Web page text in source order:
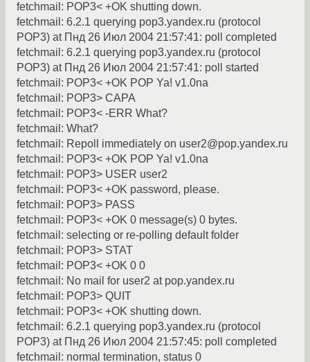
fetchmail: POP3< +OK shutting down.
fetchmail: 6.2.1 querying pop3.yandex.ru (protocol
POP3) at Пнд 26 Июл 2004 21:57:41: poll completed
fetchmail: 6.2.1 querying pop3.yandex.ru (protocol
POP3) at Пнд 26 Июл 2004 21:57:41: poll started
fetchmail: POP3< +OK POP Ya! v1.0na
fetchmail: POP3> CAPA
fetchmail: POP3< -ERR What?
fetchmail: What?
fetchmail: Repoll immediately on user2@pop.yandex.ru
fetchmail: POP3< +OK POP Ya! v1.0na
fetchmail: POP3> USER user2
fetchmail: POP3< +OK password, please.
fetchmail: POP3> PASS
fetchmail: POP3< +OK 0 message(s) 0 bytes.
fetchmail: selecting or re-polling default folder
fetchmail: POP3> STAT
fetchmail: POP3< +OK 0 0
fetchmail: No mail for user2 at pop.yandex.ru
fetchmail: POP3> QUIT
fetchmail: POP3< +OK shutting down.
fetchmail: 6.2.1 querying pop3.yandex.ru (protocol
POP3) at Пнд 26 Июл 2004 21:57:45: poll completed
fetchmail: normal termination, status 0